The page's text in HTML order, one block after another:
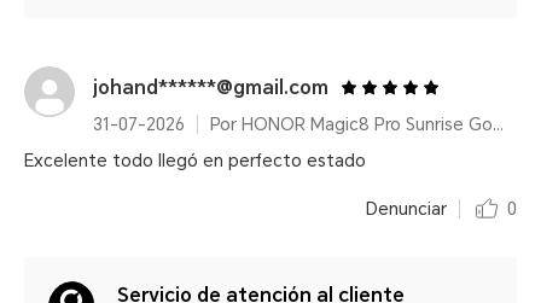
johand******@gmail.com
31-07-2026
Por HONOR Magic8 Pro Sunrise Gold/ 12+512GB/ Snapdragon® 8 Elite Gen 5/ 200MP/ 6270mAh/ IP68/IP69/IP69K
Excelente todo llegó en perfecto estado
Denunciar 0
Servicio de atención al cliente